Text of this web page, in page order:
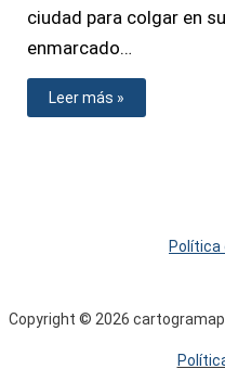
ciudad para colgar en
enmarcado…
Leer más »
Política
Copyright © 2026